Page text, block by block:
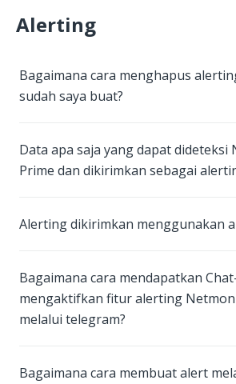
Alerting
Bagaimana cara menghapus
sudah saya buat?
Data apa saja yang dapat dideteksi
Prime dan dikirimkan sebagai
Alerting dikirimkan menggunakan
Bagaimana cara mendapatkan
mengaktifkan fitur alerting
melalui telegram?
Bagaimana cara membuat alert